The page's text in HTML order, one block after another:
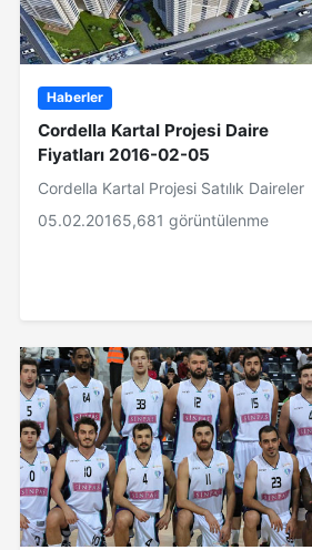
Haberler
Cordella Kartal Projesi Daire
Fiyatları 2016-02-05
Cordella Kartal Projesi Satılık Daireler
05.02.20165,681 görüntülenme